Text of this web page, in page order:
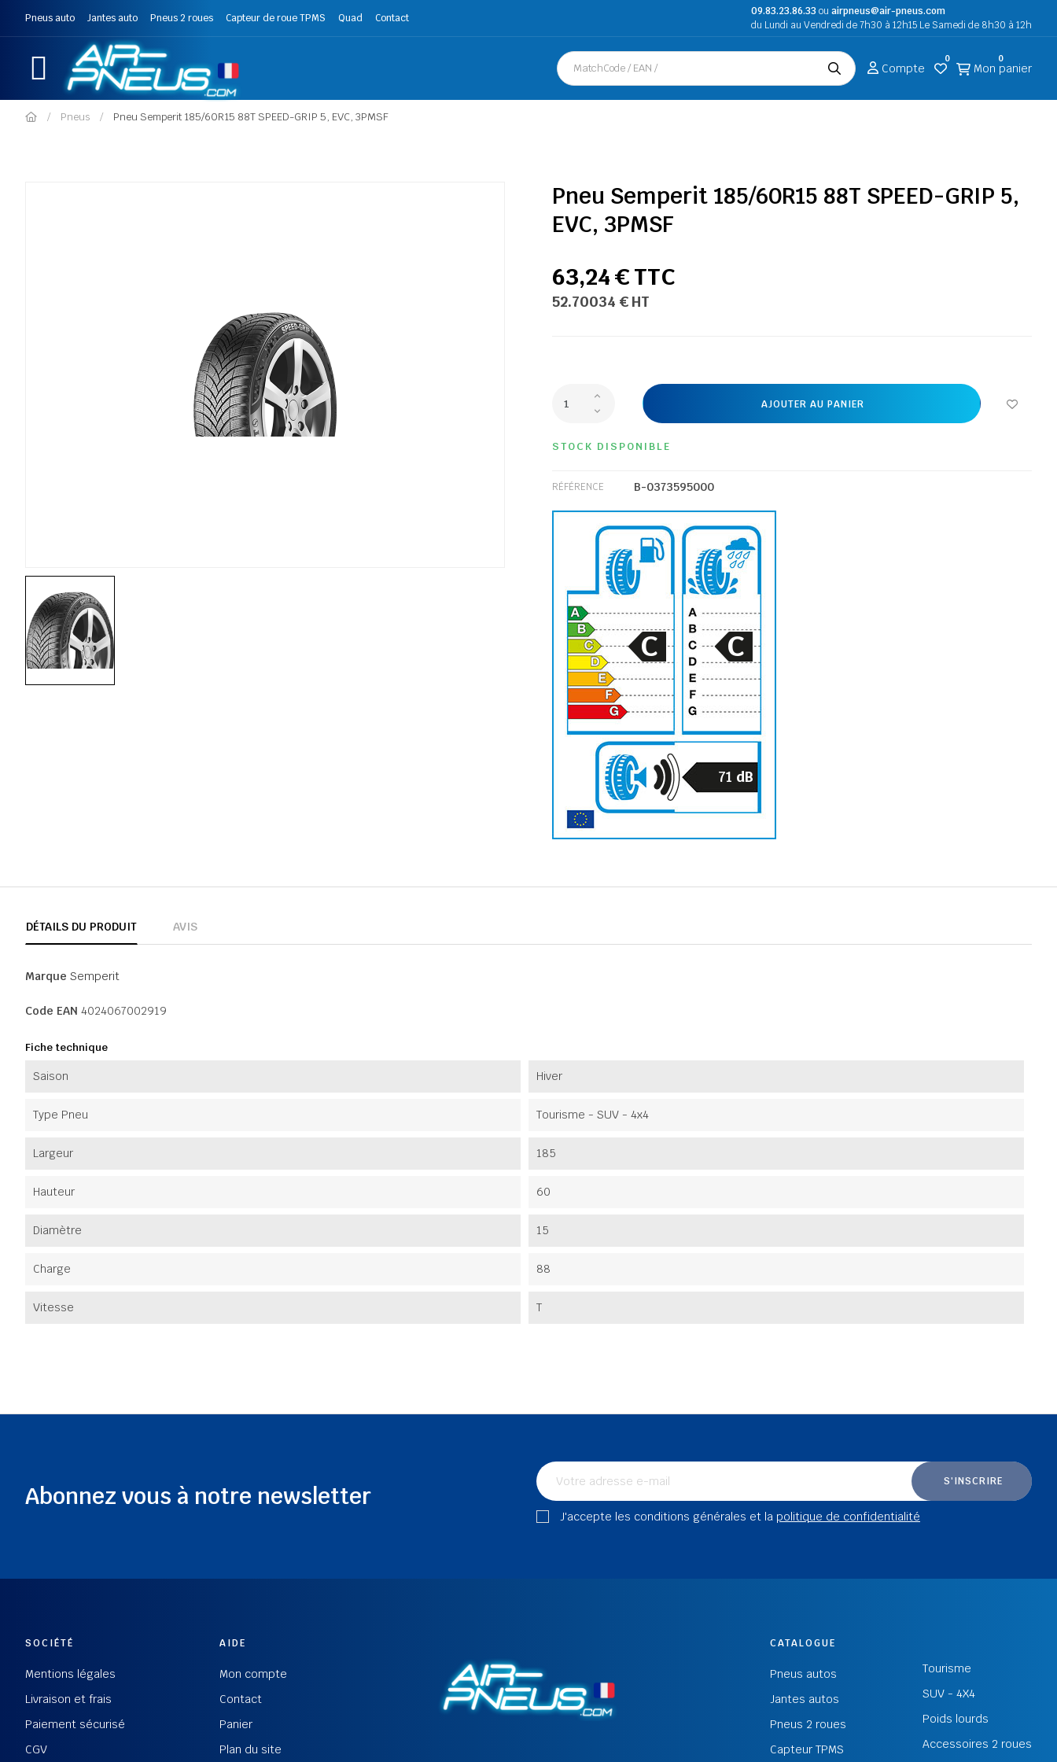
Pneus auto Jantes auto Pneus 2 roues Capteur de roue TPMS Quad Contact
09.83.23.86.33ou airpneus@air-pneus.com
du Lundi au Vendredi de 7h30 à 12h15 Le Samedi de 8h30 à 12h
Compte
0
Mon panier
0
Pneus Pneu Semperit 185/60R15 88T SPEED-GRIP 5, EVC, 3PMSF
Pneu Semperit 185/60R15 88T SPEED-GRIP 5,
EVC, 3PMSF
63,24 € TTC
52.70034 € HT
AJOUTER AU PANIER
STOCK DISPONIBLE
RÉFÉRENCE B-0373595000
C C
71 dB
DÉTAILS DU PRODUIT AVIS
Marque Semperit
Code EAN 4024067002919
Fiche technique
Saison Hiver
Type Pneu Tourisme - SUV - 4x4
Largeur 185
Hauteur 60
Diamètre 15
Charge 88
Vitesse T
Abonnez vous à notre newsletter
S'INSCRIRE
J'accepte les conditions générales et la politique de confidentialité
SOCIÉTÉ
Mentions légales
Livraison et frais
Paiement sécurisé
CGV
AIDE
Mon compte
Contact
Panier
Plan du site
CATALOGUE
Pneus autos
Jantes autos
Pneus 2 roues
Capteur TPMS
Tourisme
SUV - 4X4
Poids lourds
Accessoires 2 roues